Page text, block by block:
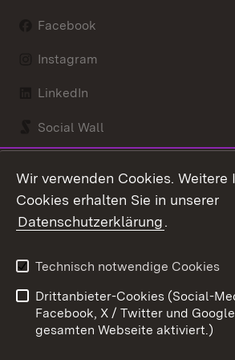
Facebook
Instagram
LinkedIn
Social Wall
Kontakt
Impressum
Cookies
Wir verwenden Cookies. Weitere
Cookies erhalten Sie in unserer
Datenschutzerklärung.
Technisch notwendige Cookies
Drittanbieter-Cookies (Social-
Facebook, X / Twitter und
gesamten Webseite aktiviert.)